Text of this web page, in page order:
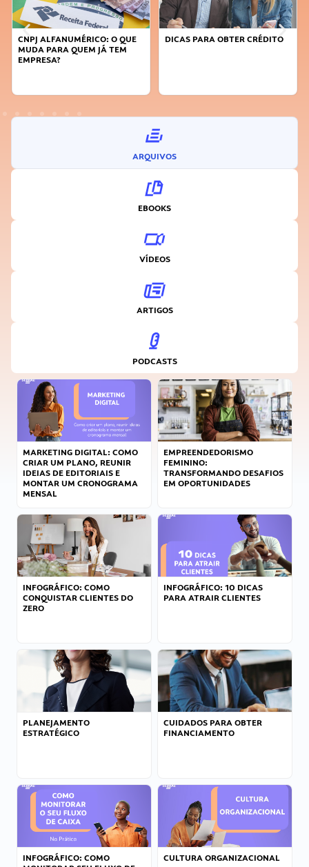
DICAS PARA OBTER CRÉDITO
FAÇA A DIFERENÇA: SEJA
ARQUIVOS
EBOOKS
VÍDEOS
ARTIGOS
PODCASTS
MARKETING DIGITAL: COMO
CRIAR UM PLANO, REUNIR
IDEIAS DE EDITORIAIS E
MONTAR UM CRONOGRAMA
MENSAL
EMPREENDEDORISMO
FEMININO:
TRANSFORMANDO DESAFIOS
EM OPORTUNIDADES
INFOGRÁFICO: COMO
CONQUISTAR CLIENTES DO
ZERO
INFOGRÁFICO: 10 DICAS
PARA ATRAIR CLIENTES
PLANEJAMENTO
ESTRATÉGICO
CUIDADOS PARA OBTER
FINANCIAMENTO
INFOGRÁFICO: COMO
CULTURA ORGANIZACIONAL